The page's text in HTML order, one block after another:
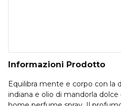
Informazioni Prodotto
Equilibra mente e corpo con la
indiana e olio di mandorla